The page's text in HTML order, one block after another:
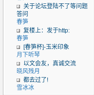
关于论坛登陆不了等问题
答问
春笋
复楼上：发于http:
春笋
[春笋杯]-玉米印象
月下听琴
以文会友，真诚交流
晓风残月
都去过了!
雪冰冰